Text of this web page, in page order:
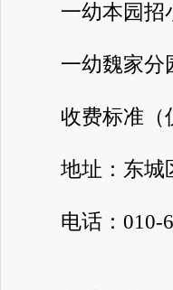
一幼本园招小
一幼魏家分园
收费标准（仅
地址：东城
电话：010-